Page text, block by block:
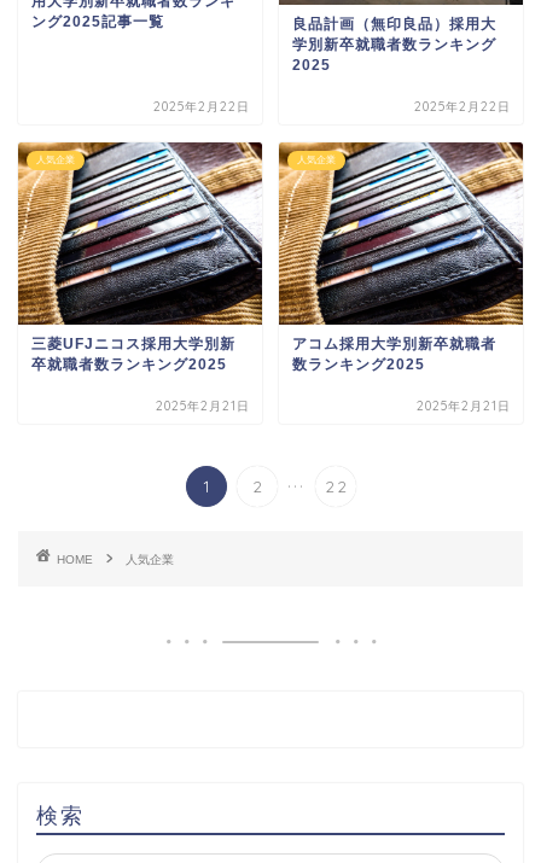
ング2025記事一覧
2025年2月22日
良品計画（無印良品）採用大
学別新卒就職者数ランキング
2025
2025年2月22日
人気企業
三菱UFJニコス採用大学別新
卒就職者数ランキング2025
2025年2月21日
人気企業
アコム採用大学別新卒就職者
数ランキング2025
2025年2月21日
1 2 ... 22
HOME 人気企業
検索